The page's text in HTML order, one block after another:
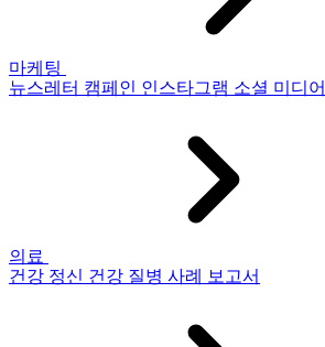
마케팅
뉴스레터 캠페인 인스타그램 소셜 미디어
의료
건강 정신 건강 질병 사례 보고서